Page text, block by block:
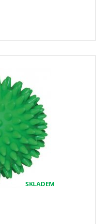
SKLADEM